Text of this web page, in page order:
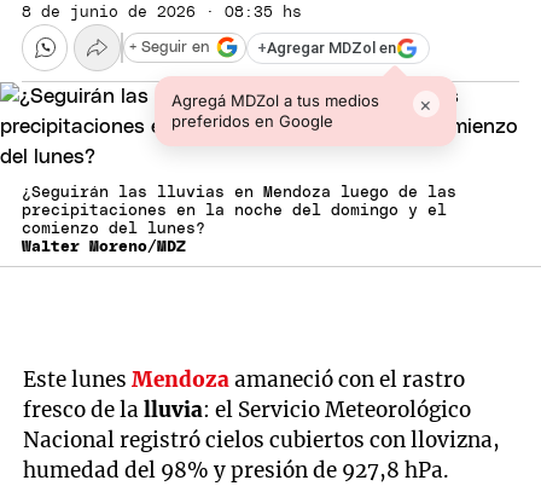
8 de junio de 2026 · 08:35 hs
+Agregar MDZol en
Agregá MDZol a tus medios
preferidos en Google
×
+ Seguir en
¿Seguirán las lluvias en Mendoza luego de las
precipitaciones en la noche del domingo y el
comienzo del lunes?
Walter Moreno/MDZ
Este lunesMendozaamaneció con el rastro
fresco de lalluvia: el Servicio Meteorológico
Nacional registró cielos cubiertos con llovizna,
humedad del 98% y presión de 927,8 hPa.